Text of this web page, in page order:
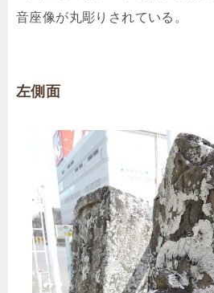
音座像が丸彫りされている。
左側面